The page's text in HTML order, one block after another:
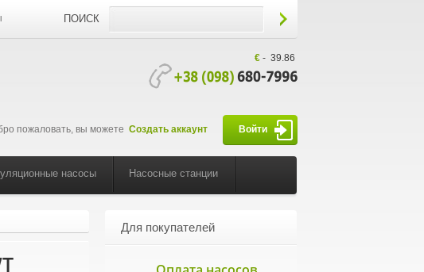
ПОИСК
€- 39.86
пожаловать, вы можете Создать аккаунт Войти
насосы Насосные станции
Для покупателей